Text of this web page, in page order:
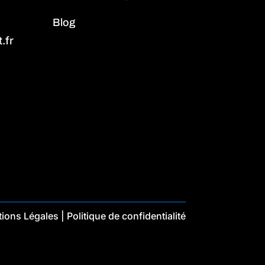
Blog
Légales Politique de confidentialité